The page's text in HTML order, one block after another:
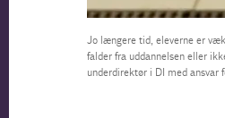
Jo længere tid, eleverne er
falder fra uddannelsen eller
underdirektør i DI med ansvar